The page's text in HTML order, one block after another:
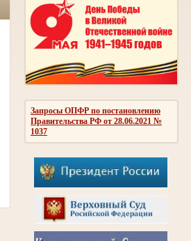
Запросы ОПФР по постановлению
Правительства РФ от 28.06.2021 №
1037